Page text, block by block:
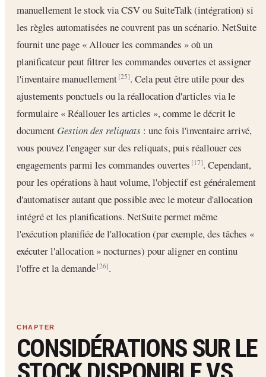
manuellement le stock via CSV ou SuiteTalk (intégration) si
les règles automatisées ne couvrent pas un scénario. NetSuite
fournit une page « Allouer les commandes » où un
planificateur peut filtrer les commandes ouvertes et assigner
l'inventaire manuellement[25]. Cela peut être utile pour des
ajustements ponctuels ou la réallocation d'articles via le
formulaire « Réallouer les articles », comme le décrit le
document Gestion des reliquats : une fois l'inventaire arrivé,
vous pouvez l'engager sur des reliquats, puis réallouer ces
engagements parmi les commandes ouvertes[17]. Cependant,
pour les opérations à haut volume, l'objectif est généralement
d'automatiser autant que possible avec le moteur d'allocation
intégré et les planifications. NetSuite permet même
l'exécution planifiée de l'allocation (par exemple, des tâches «
exécuter l'allocation » nocturnes) pour aligner en continu
l'offre et la demande[26].
CONSIDÉRATIONS SUR LE